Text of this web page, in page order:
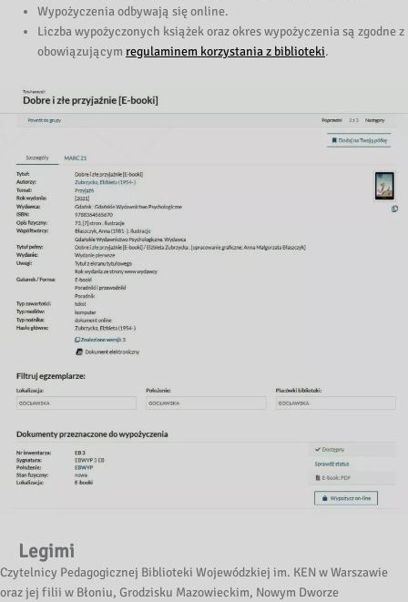
Wypożyczenia odbywają się online.
Liczba wypożyczonych książek oraz okres wypożyczenia są zgodne z
obowiązującymregulaminem korzystania z biblioteki.
Legimi
Czytelnicy Pedagogicznej Biblioteki Wojewódzkiej im. KEN w Warszawie
oraz jej filii w Błoniu, Grodzisku Mazowieckim, Nowym Dworze